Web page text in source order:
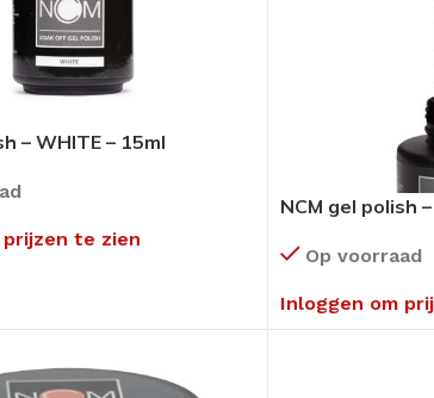
– WHITE – 15ml
te zien
NCM gel polish
Op voorraad
Inloggen om